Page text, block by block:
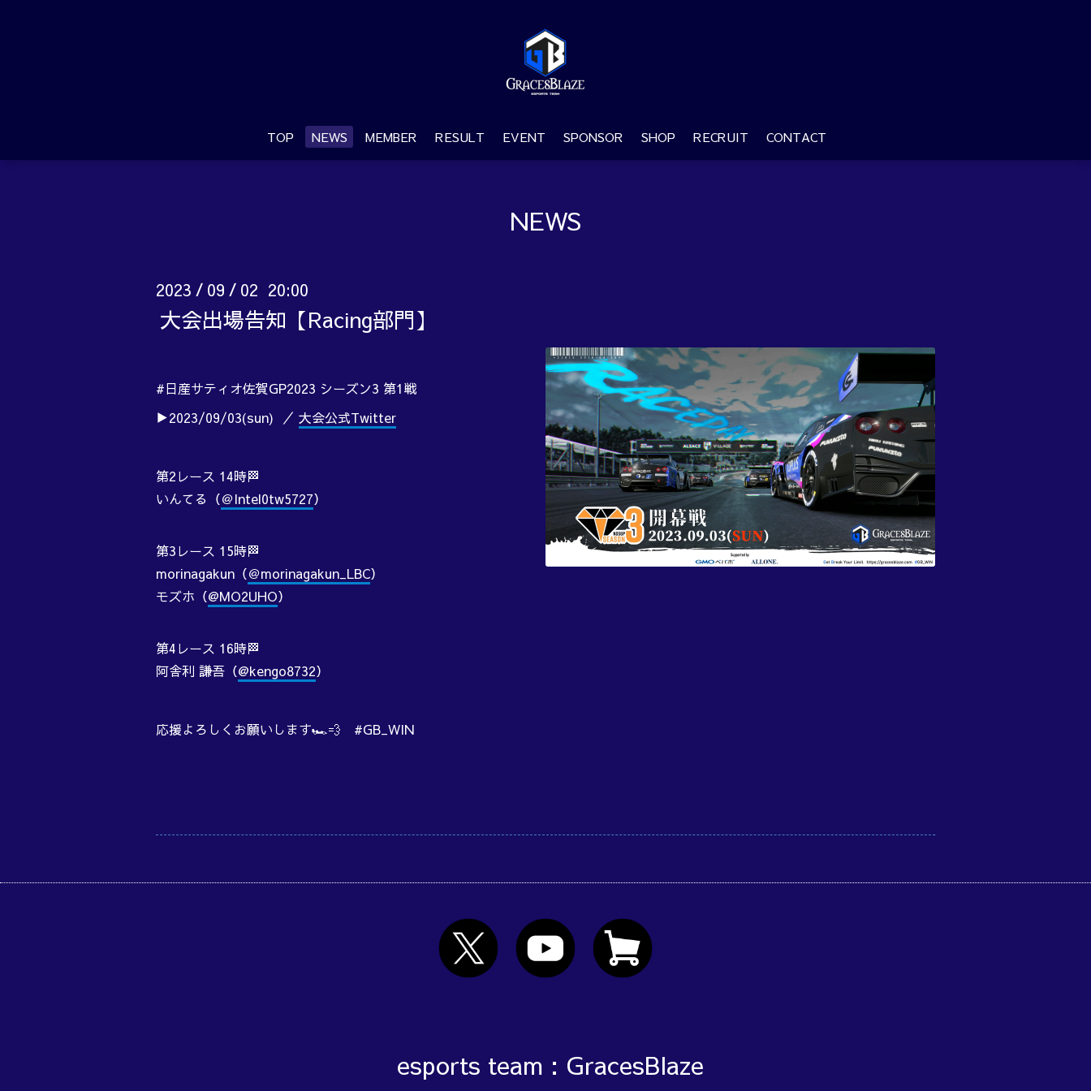
TOP NEWS MEMBER RESULT EVENT SPONSOR SHOP RECRUIT CONTACT
NEWS
2023 / 09 / 02 20:00
大会出場告知【Racing部門】
#日産サティオ佐賀GP2023 シーズン3 第1戦
▶2023/09/03(sun) ／ 大会公式Twitter
第2レース 14時🏁
いんてる（＠Intel0tw5727）
第3レース 15時🏁
morinagakun（＠morinagakun_LBC）
モズホ（@MO2UHO）
第4レース 16時🏁
阿舎利 謙吾（@kengo8732）
応援よろしくお願いします🏎️💨 #GB_WIN
esports team : GracesBlaze